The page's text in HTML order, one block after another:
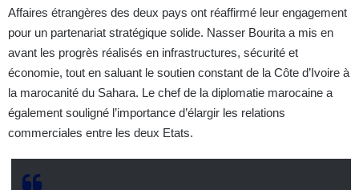
Affaires étrangères des deux pays ont réaffirmé leur engagement
pour un partenariat stratégique solide. Nasser Bourita a mis en
avant les progrès réalisés en infrastructures, sécurité et
économie, tout en saluant le soutien constant de la Côte d’Ivoire à
la marocanité du Sahara. Le chef de la diplomatie marocaine a
également souligné l’importance d’élargir les relations
commerciales entre les deux Etats.